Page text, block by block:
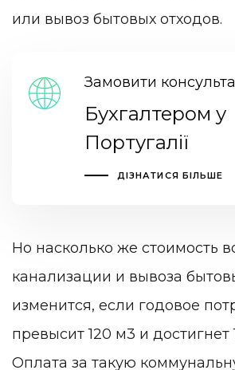
или вывоз бытовых отходов.
Замовити
Бухгалтером у
Португалії
ДІЗНАТИСЯ БІЛЬШЕ
Но насколько же стоимость
канализации и вывоза
изменится, если годовое
превысит 120 м3 и достигнет
Оплата за такую